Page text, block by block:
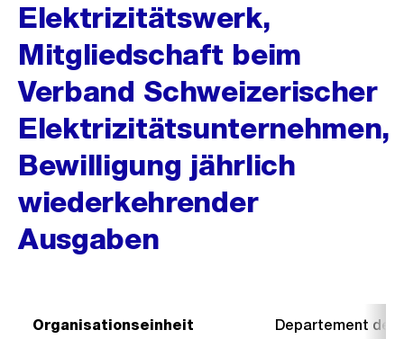
Elektrizitätswerk,
Mitgliedschaft beim
Verband Schweizerischer
Elektrizitätsunternehmen,
Bewilligung jährlich
wiederkehrender
Ausgaben
Organisationseinheit Departement der